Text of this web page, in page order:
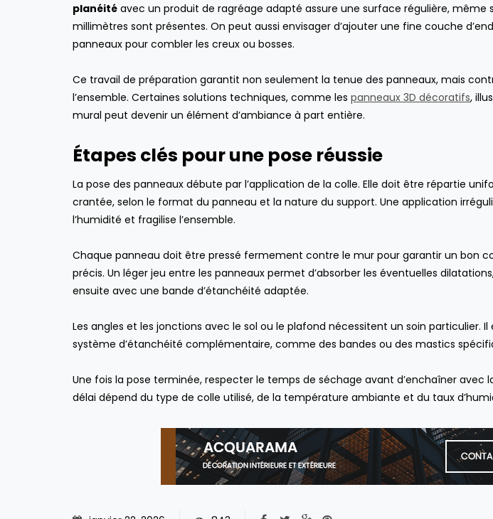
planéité avec un produit de ragréage adapté assure une surface régulière, même
millimètres sont présentes. On peut aussi envisager d’ajouter une fine couche
panneaux pour combler les creux ou bosses.
Ce travail de préparation garantit non seulement la tenue des panneaux, mais
l’ensemble. Certaines solutions techniques, comme les panneaux 3D décoratifs,
mural peut devenir un élément d’ambiance à part entière.
Étapes clés pour une pose réussie
La pose des panneaux débute par l’application de la colle. Elle doit être répartie
crantée, selon le format du panneau et la nature du support. Une application
l’humidité et fragilise l’ensemble.
Chaque panneau doit être pressé fermement contre le mur pour garantir un bon
précis. Un léger jeu entre les panneaux permet d’absorber les éventuelles
ensuite avec une bande d’étanchéité adaptée.
Les angles et les jonctions avec le sol ou le plafond nécessitent un soin particulier.
système d’étanchéité complémentaire, comme des bandes ou des mastics
Une fois la pose terminée, respecter le temps de séchage avant d’enchaîner avec
délai dépend du type de colle utilisé, de la température ambiante et du taux